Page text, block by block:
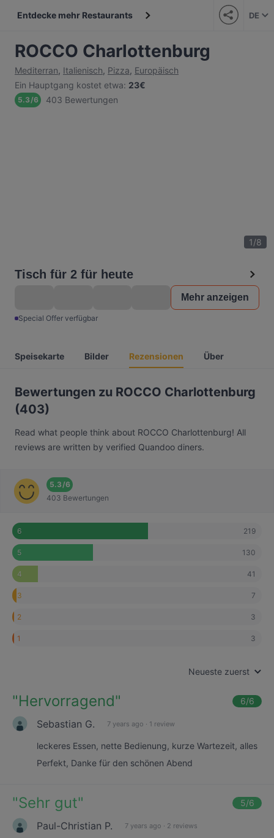
Entdecke mehr Restaurants DE
ROCCO Charlottenburg
Mediterran, Italienisch, Pizza, Europäisch
Ein Hauptgang kostet etwa: 23€
5.3/6 403 Bewertungen
1/8
Tisch für 2 für heute
Mehr anzeigen
Special Offer verfügbar
Speisekarte Bilder Rezensionen Über
Bewertungen zu ROCCO Charlottenburg
(403)
Read what people think about ROCCO Charlottenburg! All
reviews are written by verified Quandoo diners.
5.3/6
403 Bewertungen
6 219
5 130
4 41
3 7
2 3
1 3
Neueste zuerst
"Hervorragend" 6/6
Sebastian G. 7 years ago · 1 review
leckeres Essen, nette Bedienung, kurze Wartezeit, alles
Perfekt, Danke für den schönen Abend
"Sehr gut" 5/6
Paul-Christian P. 7 years ago · 2 reviews